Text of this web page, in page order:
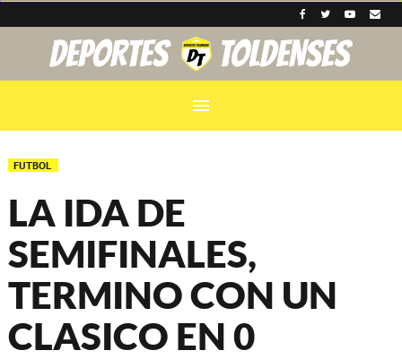
menu
FUTBOL
LA IDA DE
SEMIFINALES,
TERMINO CON UN
CLASICO EN 0